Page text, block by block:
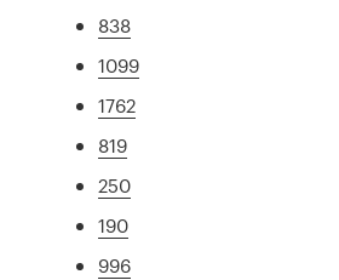
838
1099
1762
819
250
190
996